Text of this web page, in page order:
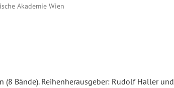
Akademie Wien
(8 Bände). Reihenherausgeber: Rudolf Haller und